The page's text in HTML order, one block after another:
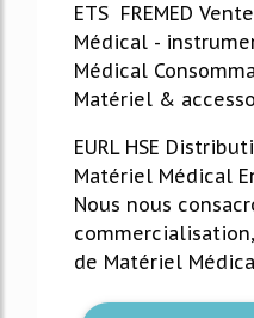
ETS FREMED
Médical -
Médical
Matériel &
EURL HSE
Matériel Médical
Nous nous
de Matériel